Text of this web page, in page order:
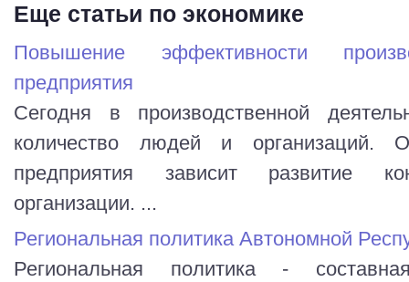
Еще статьи по экономике
Повышение эффективности
предприятия
Сегодня в производственной
количество людей и организаций.
предприятия зависит развитие
организации. ...
Региональная политика Автономной
Региональная политика -